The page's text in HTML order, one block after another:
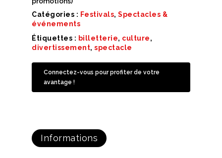
Catégories : Festivals, Spectacles &
événements
Étiquettes : billetterie, culture,
divertissement, spectacle
Connectez-vous pour profiter de votre
avantage !
Informations